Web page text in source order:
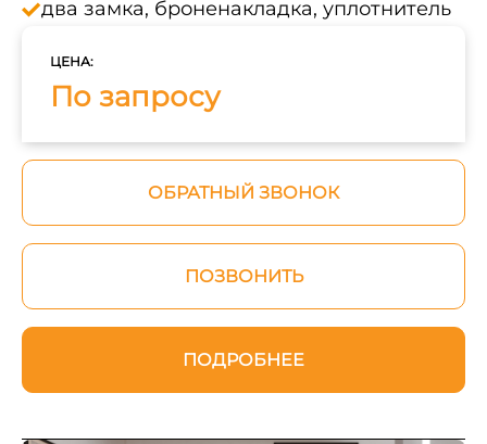
два замка, броненакладка, уплотнитель
ЦЕНА:
По запросу
ОБРАТНЫЙ ЗВОНОК
ПОЗВОНИТЬ
ПОДРОБНЕЕ